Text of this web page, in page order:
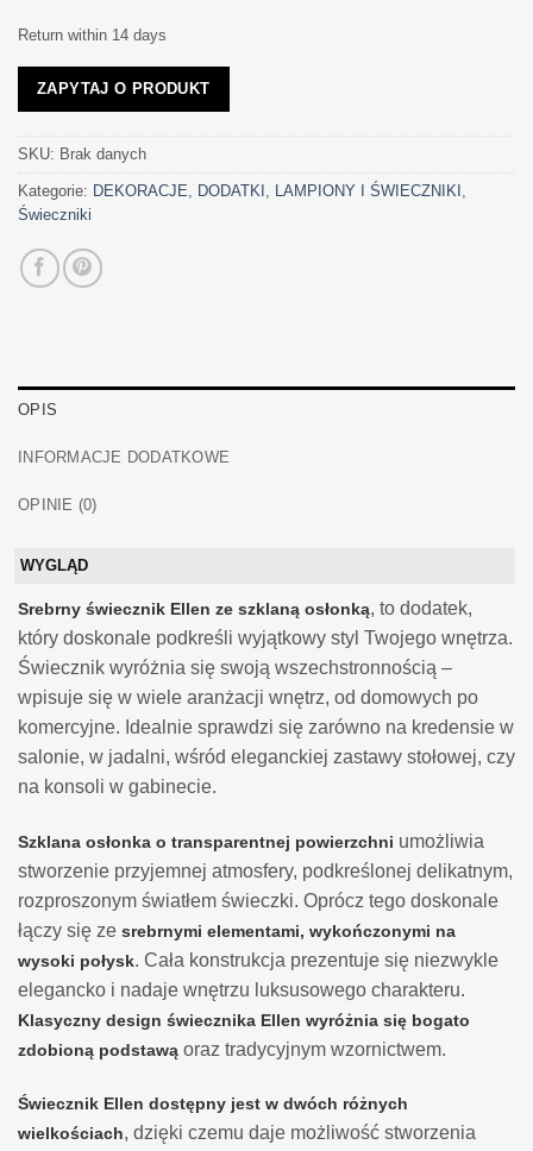
Return within 14 days
ZAPYTAJ O PRODUKT
SKU: Brak danych
Kategorie: DEKORACJE DODATKI LAMPIONY I ŚWIECZNIKI
Świeczniki
OPIS
INFORMACJE DODATKOWE
OPINIE (0)
WYGLĄD
Srebrny świecznik Ellen ze szklaną osłonką, to dodatek,
który doskonale podkreśli wyjątkowy styl Twojego wnętrza.
Świecznik wyróżnia się swoją wszechstronnością –
wpisuje się w wiele aranżacji wnętrz, od domowych po
komercyjne. Idealnie sprawdzi się zarówno na kredensie w
salonie, w jadalni, wśród eleganckiej zastawy stołowej, czy
na konsoli w gabinecie.
Szklana osłonka o transparentnej powierzchni umożliwia
stworzenie przyjemnej atmosfery, podkreślonej delikatnym,
rozproszonym światłem świeczki. Oprócz tego doskonale
łączy się ze srebrnymi elementami, wykończonymi na
wysoki połysk. Cała konstrukcja prezentuje się niezwykle
elegancko i nadaje wnętrzu luksusowego charakteru.
Klasyczny design świecznika Ellen wyróżnia się bogato
zdobioną podstawą oraz tradycyjnym wzornictwem.
Świecznik Ellen dostępny jest w dwóch różnych
wielkościach, dzięki czemu daje możliwość stworzenia